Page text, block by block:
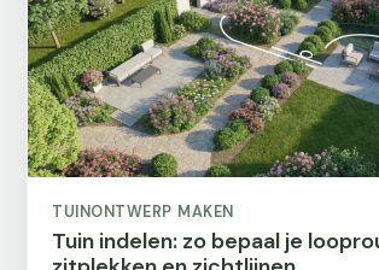
TUINONTWERP MAKEN
Tuin indelen: zo bepaal je